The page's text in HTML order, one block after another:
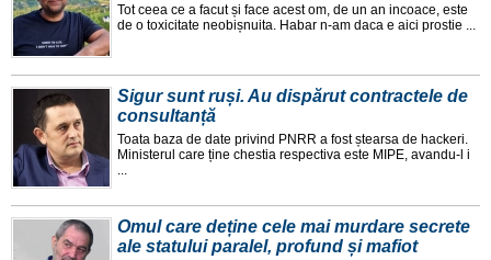
Tot ceea ce a facut și face acest om, de un an incoace, este
de o toxicitate neobișnuita. Habar n-am daca e aici prostie ...
Sigur sunt ruși. Au dispărut contractele de
consultanță
Toata baza de date privind PNRR a fost ștearsa de hackeri.
Ministerul care ține chestia respectiva este MIPE, avandu-l i
Omul care deține cele mai murdare secrete
ale statului paralel, profund și mafiot